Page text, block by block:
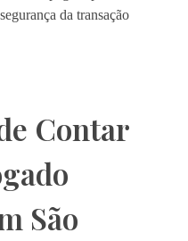
da transação
Contar
São